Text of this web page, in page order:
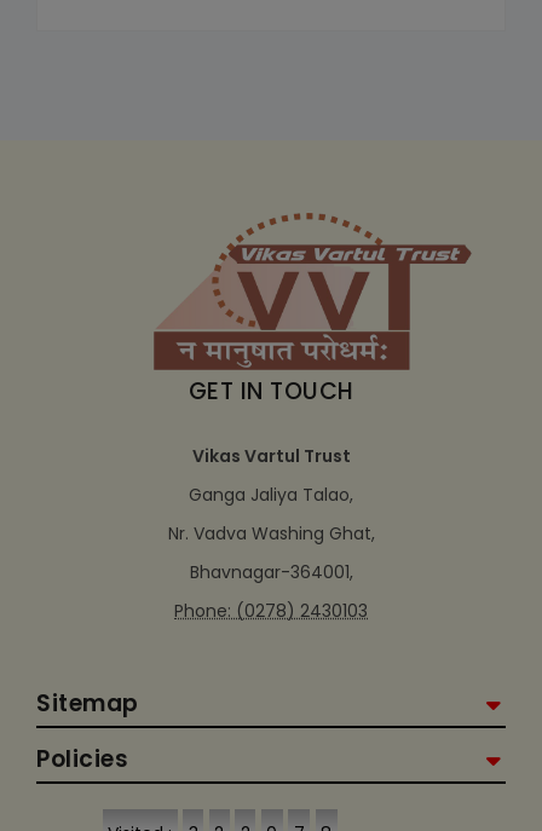
GET IN TOUCH
Vikas Vartul Trust
Ganga Jaliya Talao,
Nr. Vadva Washing Ghat,
Bhavnagar-364001,
Phone: (0278) 2430103
Sitemap
Policies